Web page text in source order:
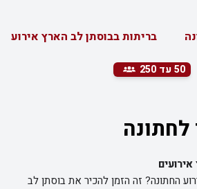
בריתות בבוסתן לב הארץ אירועים
50עד 250
לחתונה
החתונה? זה הזמן להכיר את בוסתן לב